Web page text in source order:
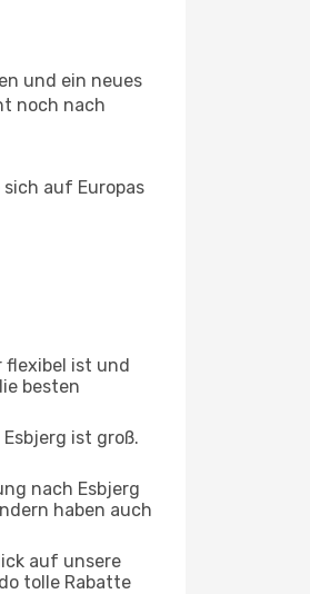
und ein neues
noch nach
sich auf Europas
flexibel ist und
besten
ist groß.
nach Esbjerg
haben auch
auf unsere
tolle Rabatte